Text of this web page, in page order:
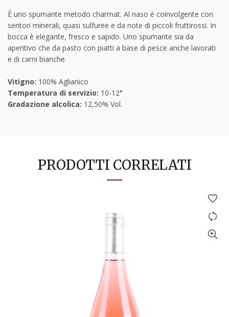
È uno spumante metodo charmat. Al naso è coinvolgente con
sentori minerali, quasi sulfuree e da note di piccoli fruttirossi. In
bocca è elegante, fresco e sapido. Uno spumante sia da
aperitivo che da pasto con piatti a base di pesce anche lavorati
e di carni bianche.
Vitigno: 100% Aglianico
Temperatura di servizio: 10-12°
Gradazione alcolica: 12,50% Vol.
PRODOTTI CORRELATI